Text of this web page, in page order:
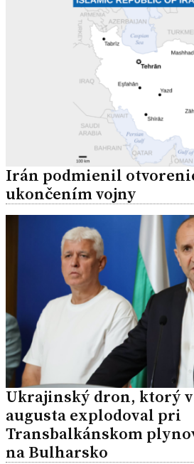
Irán podmienil
ukončením vojny
Ukrajinský dron, ktorý v
augusta explodoval pri
Transbalkánskom
na Bulharsko